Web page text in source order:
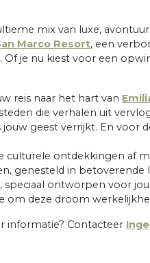
mix van luxe,
Marco Resort, een
Of je nu kiest voor een
reis naar het hart van
die verhalen uit
geest verrijkt. En voor
culturele ontdekkingen af
genesteld in
speciaal ontworpen voor
om deze droom
informatie? Contacteer Inge